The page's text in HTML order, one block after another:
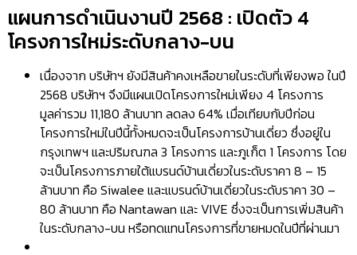
แผนการดำเนินงานปี 2568 : เปิดตัว 4
โครงการใหม่ระดับกลาง-บน
เนื่องจาก บริษัทฯ ยังมีสินค้าคงเหลือขายในระดับที่เพียงพอ ในปี
2568 บริษัทฯ จึงมีแผนเปิดโครงการใหม่เพียง 4 โครงการ
มูลค่ารวม 11,180 ล้านบาท ลดลง 64% เมื่อเทียบกับปีก่อน
โครงการใหม่ในปีนี้ทั้งหมดจะเป็นโครงการบ้านเดี่ยว ซึ่งอยู่ใน
กรุงเทพฯ และปริมณฑล 3 โครงการ และภูเก็ต 1 โครงการ โดย
จะเป็นโครงการภายใต้แบรนด์บ้านเดี่ยวในระดับราคา 8 – 15
ล้านบาท คือ Siwalee และแบรนด์บ้านเดี่ยวในระดับราคา 30 –
80 ล้านบาท คือ Nantawan และ VIVE ซึ่งจะเป็นการเพิ่มสินค้า
ในระดับกลาง-บน หรือทดแทนโครงการที่ขายหมดในปีที่ผ่านมา